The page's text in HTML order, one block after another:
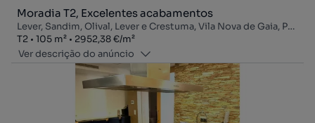
Moradia T2, Excelentes acabamentos
Lever, Sandim, Olival, Lever e Crestuma, Vila Nova de Gaia, Porto
Tipologia
T2
Zona105 m²
Preço por metro quadrado
2952,38 €/m²
Ver descrição do anúncio